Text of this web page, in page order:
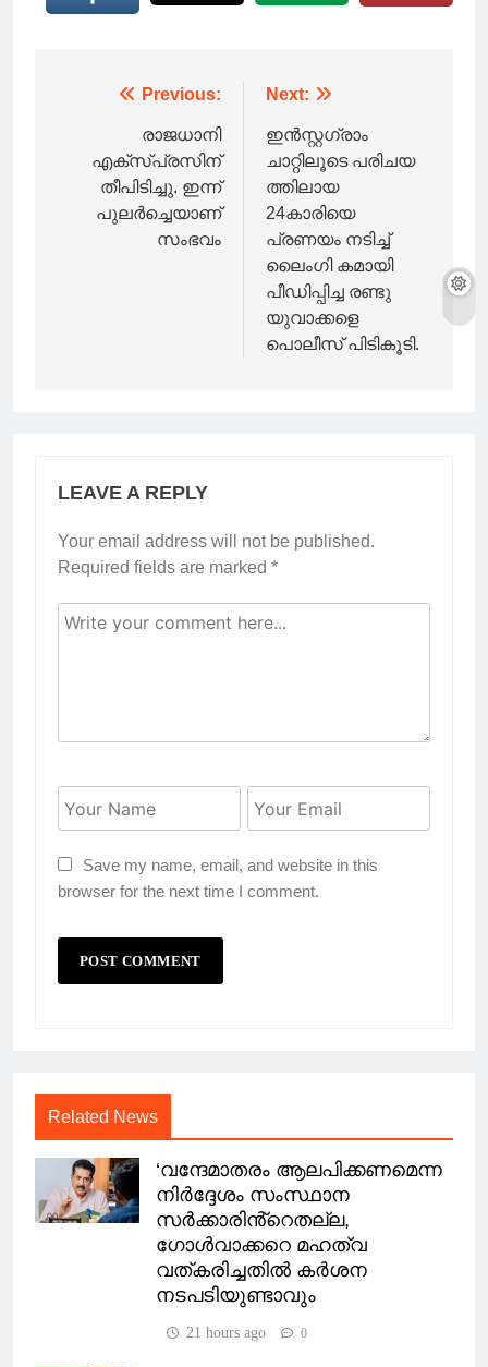
navigation
Previous:
രാജധാനി
എക്‌സ്പ്രസിന്
തീപിടിച്ചു. ഇന്ന്
പുലർച്ചെയാണ്
സംഭവം
Next:
ഇൻസ്റ്റഗ്രാം
ചാറ്റിലൂടെ പരിചയ
ത്തിലായ
24കാരിയെ
പ്രണയം നടിച്ച്
ലൈം​ഗി കമായി
പീഡിപ്പിച്ച രണ്ടു
യുവാക്കളെ
പൊലീസ് പിടികൂടി.
LEAVE A REPLY
Your email address will not be published.
Required fields are marked *
Save my name, email, and website in this
browser for the next time I comment.
Related News
‘വന്ദേമാതരം ആലപിക്കണമെന്ന
നിർദ്ദേശം സംസ്ഥാന
സർക്കാരിൻ്റെതല്ല,
ഗോൾവാക്കറെ മഹത്വ
വത്കരിച്ചതിൽ കർശന
നടപടിയുണ്ടാവും
21 hours ago 0